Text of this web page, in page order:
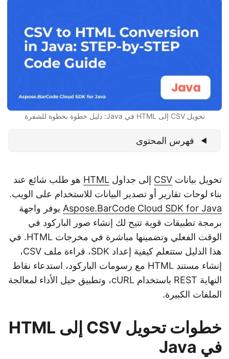
تحويل CSV إلى HTML في Java: دليل خطوة بخطوة للشفرة
فهرس المحتوى
تحويل بياناتCSVإلى جداول HTMLهو طلب شائع عند
بناء لوحات تقارير أو تصدير البيانات للاستخدام على الويب.
Aspose.BarCode Cloud SDK for Javaيوفر واجهة
برمجة تطبيقات قوية تتيح لك إنشاء صور الباركود في
الوقت الفعلي وتضمينها مباشرة في مخرجات HTML. في
هذا الدليل ستتعلم كيفية إعداد SDK، قراءة ملف CSV،
إنشاء مستند HTML مع رسومات الباركود، استدعاء نقاط
النهاية REST باستخدام cURL، وتطبيق حيل الأداء لمعالجة
الملفات الكبيرة.
خطوات تحويل CSV إلى HTML
في Java